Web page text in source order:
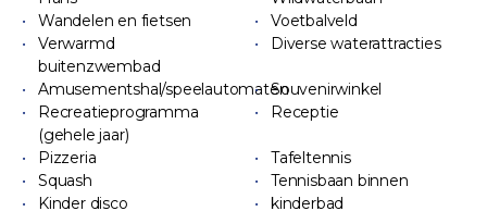
Wandelen en fietsen
Voetbalveld
Verwarmd
buitenzwembad
Diverse waterattracties
Amusementshal/speelautomatenSouvenirwinkel
Recreatieprogramma
(gehele jaar)
Receptie
Pizzeria
Tafeltennis
Squash
Tennisbaan binnen
Kinder disco
kinderbad